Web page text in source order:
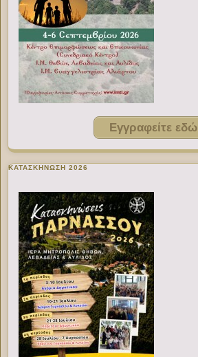
Εγγραφείτε εδώ
ΚΑΤΑΣΚΗΝΩΣΗ 2026